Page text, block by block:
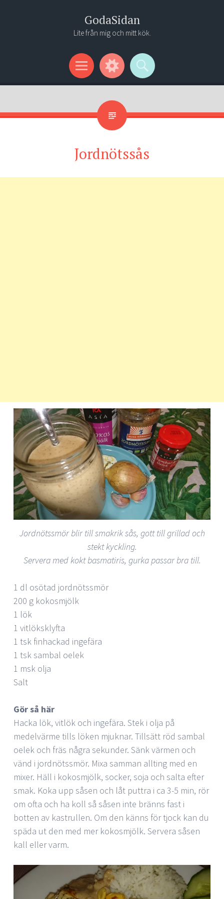
GodaSidan
Lite från mig och mitt kök.
Menu
Widgets
Search
Jordnötssås
Jordnötssmör blir till smakrik sås, gott till grillad och
stekt kyckling.
Servera med kokt basmatiris, gurka passar bra till.
1 dl osötad jordnötssmör
200 g kokosmjölk
1 lök
1 vitlöksklyfta
1 tsk finhackad ingefära
1 tsk sambal oelek
1 msk olja
Salt
Gör så här
Hacka lök, vitlök och ingefära. Stek i olja på
medelvärme tills löken mjuknar. Tillsätt röd sambal
oelek och fräs några sekunder. Sänk värmen och
vänd i jordnötssmör. Mixa samman allting med en
mixer. Häll i kokosmjölk, socker, soja och salta efter
smak. Koka upp såsen och låt puttra i ca 3-5 min, rör
om ofta och ha koll så såsen inte bränns fast i
botten av kastrullen. Om den känns för tjock kan du
späda ut den med mer kokosmjölk. Servera såsen
kall eller varm.